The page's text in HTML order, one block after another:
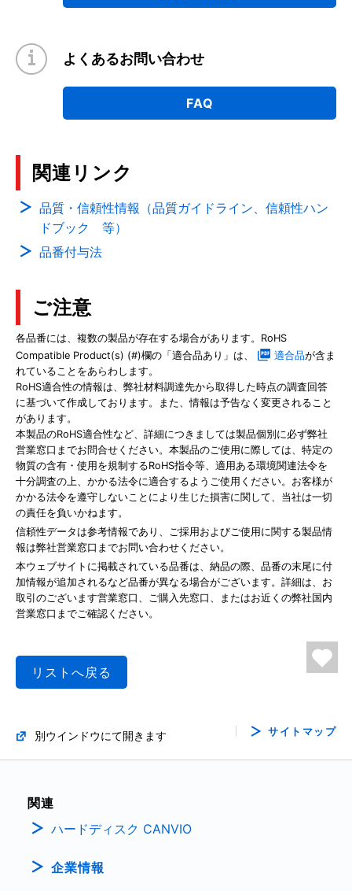
よくあるお問い合わせ
FAQ
関連リンク
品質・信頼性情報（品質ガイドライン、信頼性ハン
ドブック 等）
品番付与法
ご注意
各品番には、複数の製品が存在する場合があります。RoHS
Compatible Product(s) (#)欄の「適合品あり」は、
適合品が含ま
れていることをあらわします。
RoHS適合性の情報は、弊社材料調達先から取得した時点の調査回答
に基づいて作成しております。また、情報は予告なく変更されること
があります。
本製品のRoHS適合性など、詳細につきましては製品個別に必ず弊社
営業窓口までお問合せください。本製品のご使用に際しては、特定の
物質の含有・使用を規制するRoHS指令等、適用ある環境関連法令を
十分調査の上、かかる法令に適合するようご使用ください。お客様が
かかる法令を遵守しないことにより生じた損害に関して、当社は一切
の責任を負いかねます。
信頼性データは参考情報であり、ご採用およびご使用に関する製品情
報は弊社営業窓口までお問い合わせください。
本ウェブサイトに掲載されている品番は、納品の際、品番の末尾に付
加情報が追加されるなど品番が異なる場合がございます。詳細は、お
取引のございます営業窓口、ご購入先窓口、またはお近くの弊社国内
営業窓口までご確認ください。
リストへ戻る
別ウインドウにて開きます サイトマップ
関連
ハードディスク CANVIO
企業情報